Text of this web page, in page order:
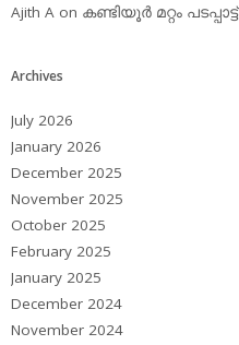
Ajith A on കണ്ടിയൂര്‍ മറ്റം പടപ്പാട്ട്‌
Archives
July 2026
January 2026
December 2025
November 2025
October 2025
February 2025
January 2025
December 2024
November 2024